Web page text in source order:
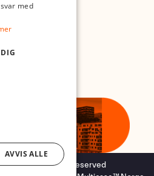
- All rights reserved
med
AVVIS ALLE